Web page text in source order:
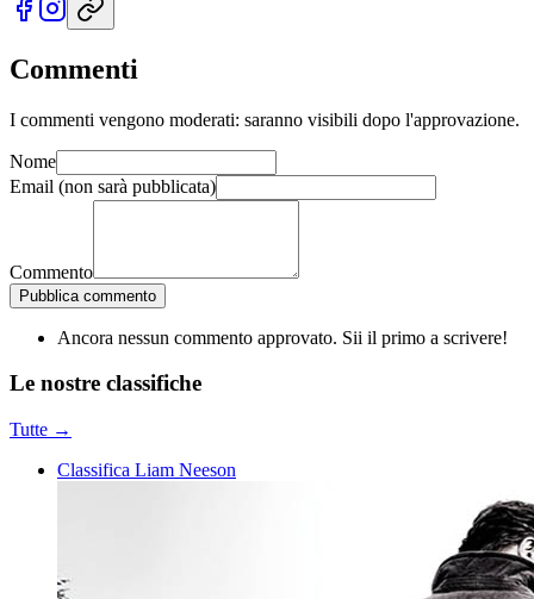
Commenti
I commenti vengono moderati: saranno visibili dopo l'approvazione.
Nome
Email (non sarà pubblicata)
Commento
Pubblica commento
Ancora nessun commento approvato. Sii il primo a scrivere!
Le nostre classifiche
Tutte →
Classifica Liam Neeson